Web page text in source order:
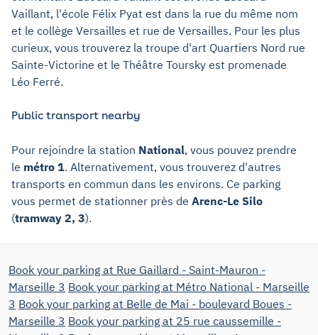
Vaillant, l'école Félix Pyat est dans la rue du même nom
et le collège Versailles et rue de Versailles. Pour les plus
curieux, vous trouverez la troupe d'art Quartiers Nord rue
Sainte-Victorine et le Théâtre Toursky est promenade
Léo Ferré.
Public transport nearby
Pour rejoindre la station National, vous pouvez prendre
le métro 1. Alternativement, vous trouverez d'autres
transports en commun dans les environs. Ce parking
vous permet de stationner près de Arenc-Le Silo
(tramway 2, 3).
Book your parking at Rue Gaillard - Saint-Mauron -
Marseille 3 Book your parking at Métro National - Marseille
3 Book your parking at Belle de Mai - boulevard Boues -
Marseille 3 Book your parking at 25 rue caussemille -